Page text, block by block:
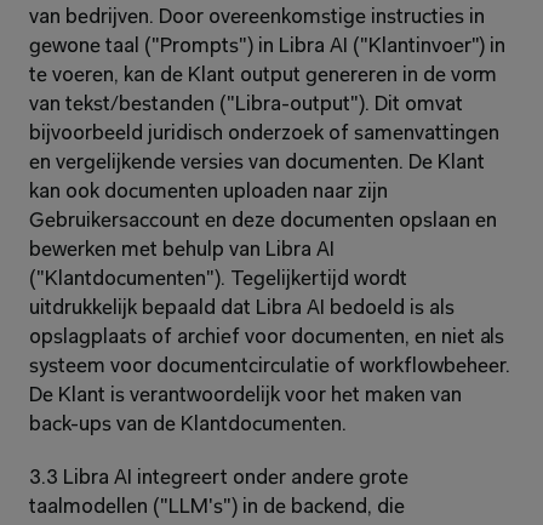
van bedrijven. Door overeenkomstige instructies in
gewone taal ("Prompts") in Libra AI ("Klantinvoer") in
te voeren, kan de Klant output genereren in de vorm
van tekst/bestanden ("Libra-output"). Dit omvat
bijvoorbeeld juridisch onderzoek of samenvattingen
en vergelijkende versies van documenten. De Klant
kan ook documenten uploaden naar zijn
Gebruikersaccount en deze documenten opslaan en
bewerken met behulp van Libra AI
("Klantdocumenten"). Tegelijkertijd wordt
uitdrukkelijk bepaald dat Libra AI bedoeld is als
opslagplaats of archief voor documenten, en niet als
systeem voor documentcirculatie of workflowbeheer.
De Klant is verantwoordelijk voor het maken van
back-ups van de Klantdocumenten.
3.3 Libra AI integreert onder andere grote
taalmodellen ("LLM's") in de backend, die